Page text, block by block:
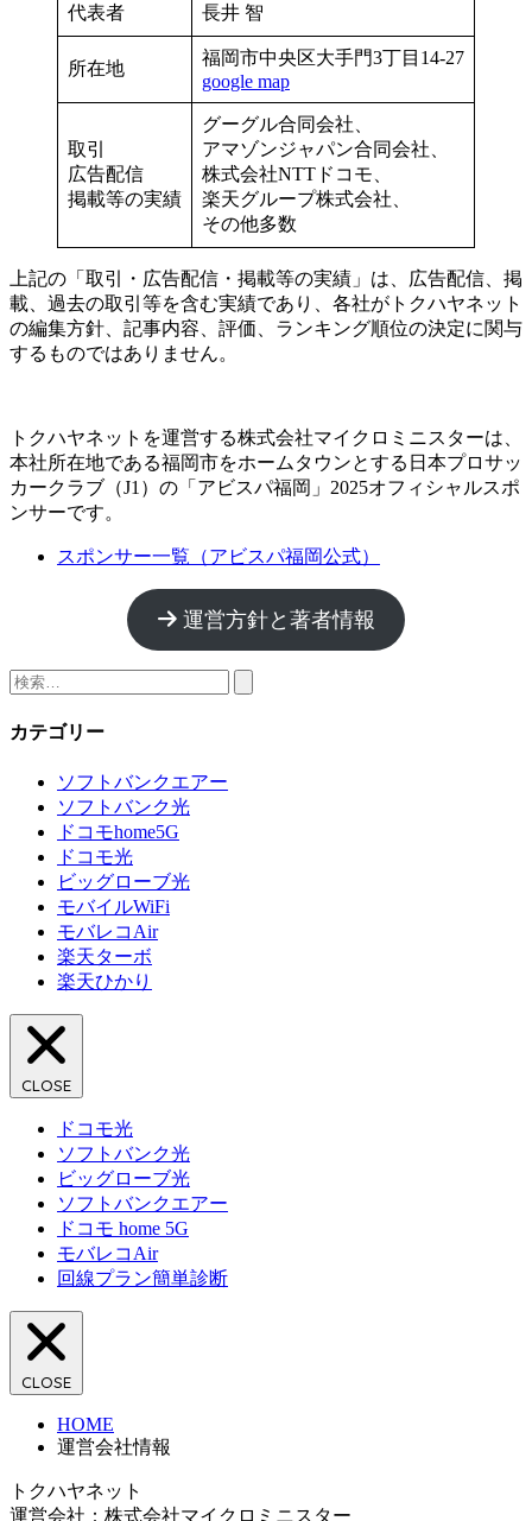
代表者 長井 智
所在地
福岡市中央区大手門3丁目14-27
google map
取引
広告配信
掲載等の実績
グーグル合同会社、
アマゾンジャパン合同会社、
株式会社NTTドコモ、
楽天グループ株式会社、
その他多数
上記の「取引・広告配信・掲載等の実績」は、広告配信、掲
載、過去の取引等を含む実績であり、各社がトクハヤネット
の編集方針、記事内容、評価、ランキング順位の決定に関与
するものではありません。
トクハヤネットを運営する株式会社マイクロミニスターは、
本社所在地である福岡市をホームタウンとする日本プロサッ
カークラブ（J1）の 「アビスパ福岡」2025オフィシャルスポ
ンサーです。
スポンサー一覧（アビスパ福岡公式）
運営方針と著者情報
検
カテゴリー
ソフトバンクエアー
ソフトバンク光
ドコモhome5G
ドコモ光
ビッグローブ光
モバイルWiFi
モバレコAir
楽天ターボ
楽天ひかり
CLOSE
ドコモ光
ソフトバンク光
ビッグローブ光
ソフトバンクエアー
ドコモ home 5G
モバレコAir
回線プラン簡単診断
CLOSE
HOME
運営会社情報
トクハヤネット
運営会社：株式会社マイクロミニスター